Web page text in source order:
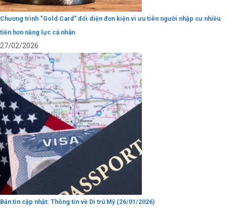
Chương trình “Gold Card” đối diện đơn kiện vì ưu tiên người nhập cư nhiều
tiền hơn năng lực cá nhân
27/02/2026
Bản tin cập nhật: Thông tin về Di trú Mỹ (26/01/2026)